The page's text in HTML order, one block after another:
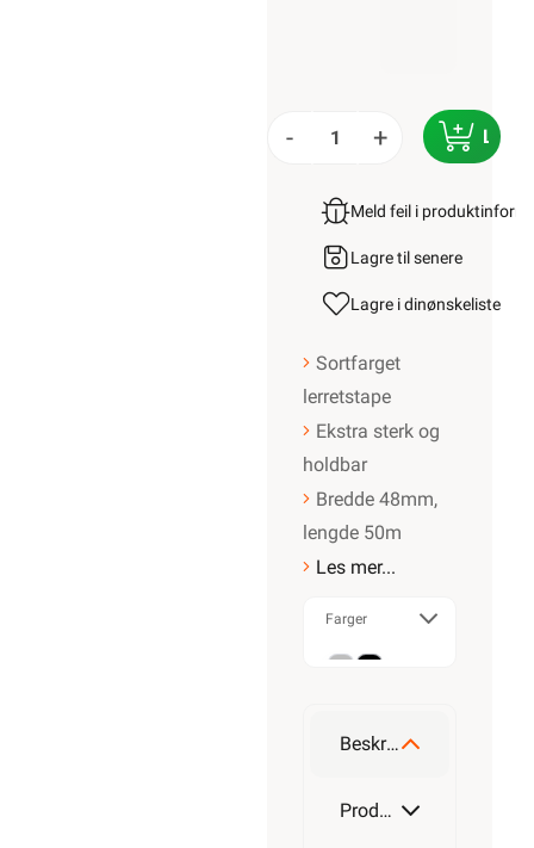
- +
Meld feil i
Lagre til senere
Lagre i dinønskeliste
Sortfarget
lerretstape
Ekstra sterk og
holdbar
Bredde 48mm,
lengde 50m
Les mer...
Farger
Grå Sort
Beskrivelse
Produktdetaljer